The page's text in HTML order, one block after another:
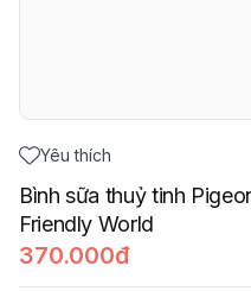
Yêu thích
Bình sữa thuỷ tinh
Friendly World
370.000đ